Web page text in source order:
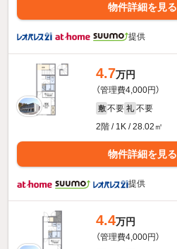
物件詳細を見る
提供
4.7万円
（管理費4,000円）
敷 不要 礼 不要
2階 / 1K / 28.02㎡
物件詳細を見る
提供
4.4万円
（管理費4,000円）